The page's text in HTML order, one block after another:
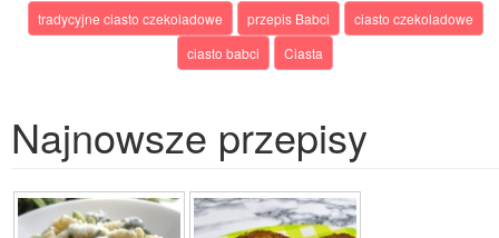
tradycyjne ciasto czekoladowe przepis Babci
ciasto czekoladowe
ciasto babci
Ciasta
Najnowsze przepisy